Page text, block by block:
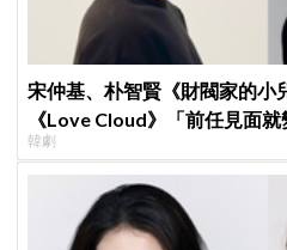
宋仲基、朴智賢《財閥家的小
《Love Cloud》「前任見面
韓劇